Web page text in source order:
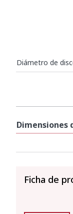
Diámetro de
Dimensiones
Ficha de